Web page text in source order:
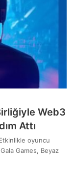
Web3
Attı
oyuncu
Games, Beyaz